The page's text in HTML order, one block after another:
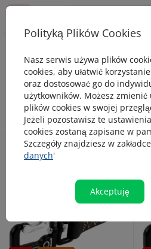
Wodoodporne
Polityką Plików Cookies
Nasz serwis używa plików
cookies, aby ułatwić
oraz dostosować go do
użytkowników. Możesz
plików cookies w swojej
Jeżeli pozostawisz te
cookies zostaną zapisane w
Szczegóły znajdziesz w
danych'
Akceptuję